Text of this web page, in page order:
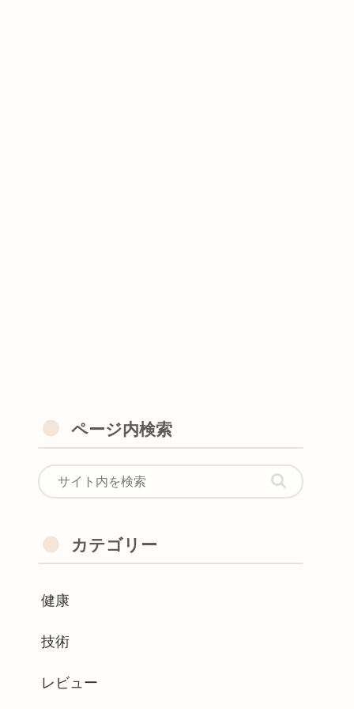
ページ内検索
カテゴリー
健康
技術
レビュー